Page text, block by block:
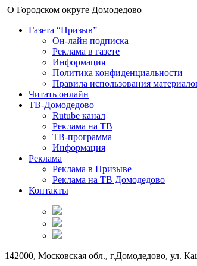
О Городском округе Домодедово
Газета “Призыв”
Он-лайн подписка
Реклама в газете
Информация
Политика конфиденциальности
Правила использования
Читать онлайн
ТВ-Домодедово
Rutube канал
Реклама на ТВ
ТВ-программа
Информация
Реклама
Реклама в Призыве
Реклама на ТВ Домодедово
Контакты
142000, Московская обл., г.Домодедово, ул.